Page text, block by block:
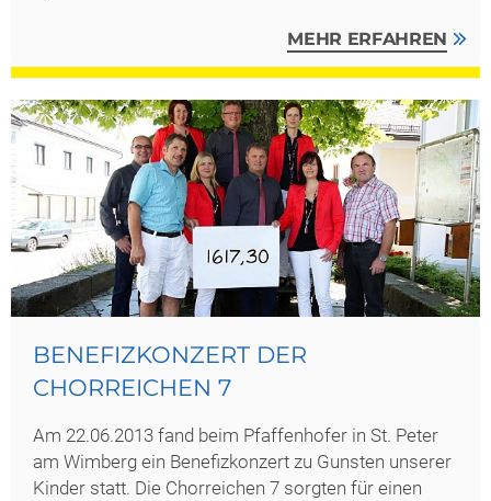
MEHR ERFAHREN
BENEFIZKONZERT DER
CHORREICHEN 7
Am 22.06.2013 fand beim Pfaffenhofer in St. Peter
am Wimberg ein Benefizkonzert zu Gunsten unserer
Kinder statt. Die Chorreichen 7 sorgten für einen